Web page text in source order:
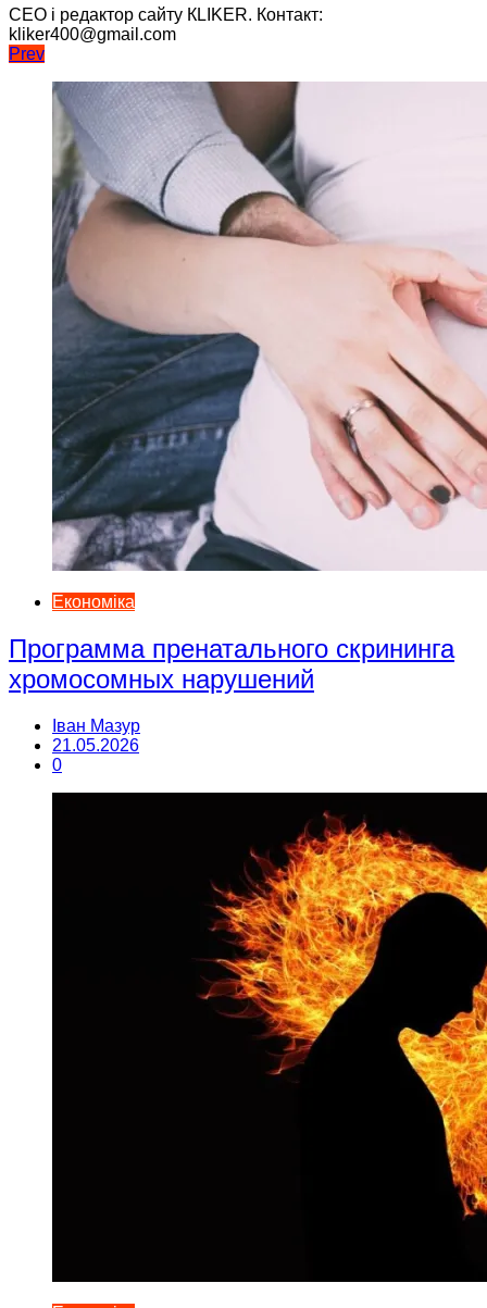
CEO і редактор сайту КLIKER. Контакт:
kliker400@gmail.com
Навігація
записів
Prev
Економіка
Программа пренатального скрининга
хромосомных нарушений
Іван Мазур
21.05.2026
0